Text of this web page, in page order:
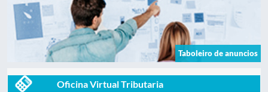
Taboleiro de anuncios
Oficina Virtual Tributaria